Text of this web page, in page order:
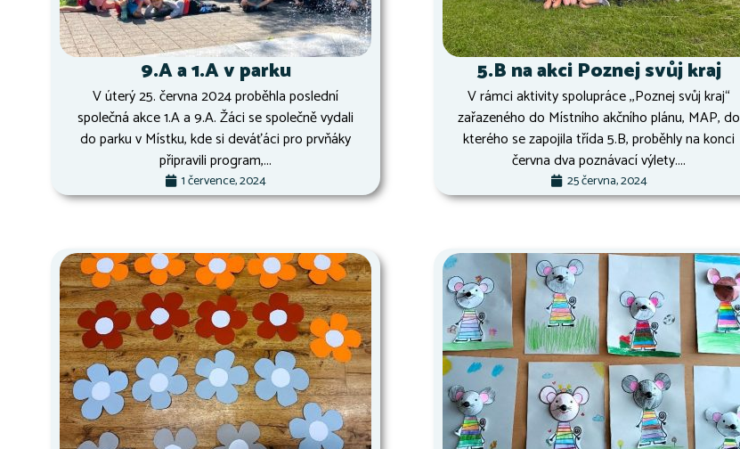
9.A a 1.A v parku
V úterý 25. června 2024 proběhla poslední
společná akce 1.A a 9.A. Žáci se společně vydali
do parku v Místku, kde si deváťáci pro prvňáky
připravili program,...
1 července, 2024
5.B na akci Poznej svůj kraj
V rámci aktivity spolupráce ,,Poznej svůj kraj“
zařazeného do Místního akčního plánu, MAP, do
kterého se zapojila třída 5.B, proběhly na konci
června dva poznávací výlety....
25 června, 2024